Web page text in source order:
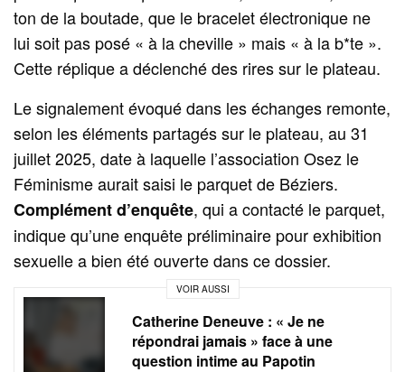
ton de la boutade, que le bracelet électronique ne
lui soit pas posé « à la cheville » mais « à la b*te ».
Cette réplique a déclenché des rires sur le plateau.
Le signalement évoqué dans les échanges remonte,
selon les éléments partagés sur le plateau, au 31
juillet 2025, date à laquelle l’association Osez le
Féminisme aurait saisi le parquet de Béziers.
Complément d’enquête, qui a contacté le parquet,
indique qu’une enquête préliminaire pour exhibition
sexuelle a bien été ouverte dans ce dossier.
VOIR AUSSI
Catherine Deneuve : « Je ne
répondrai jamais » face à une
question intime au Papotin